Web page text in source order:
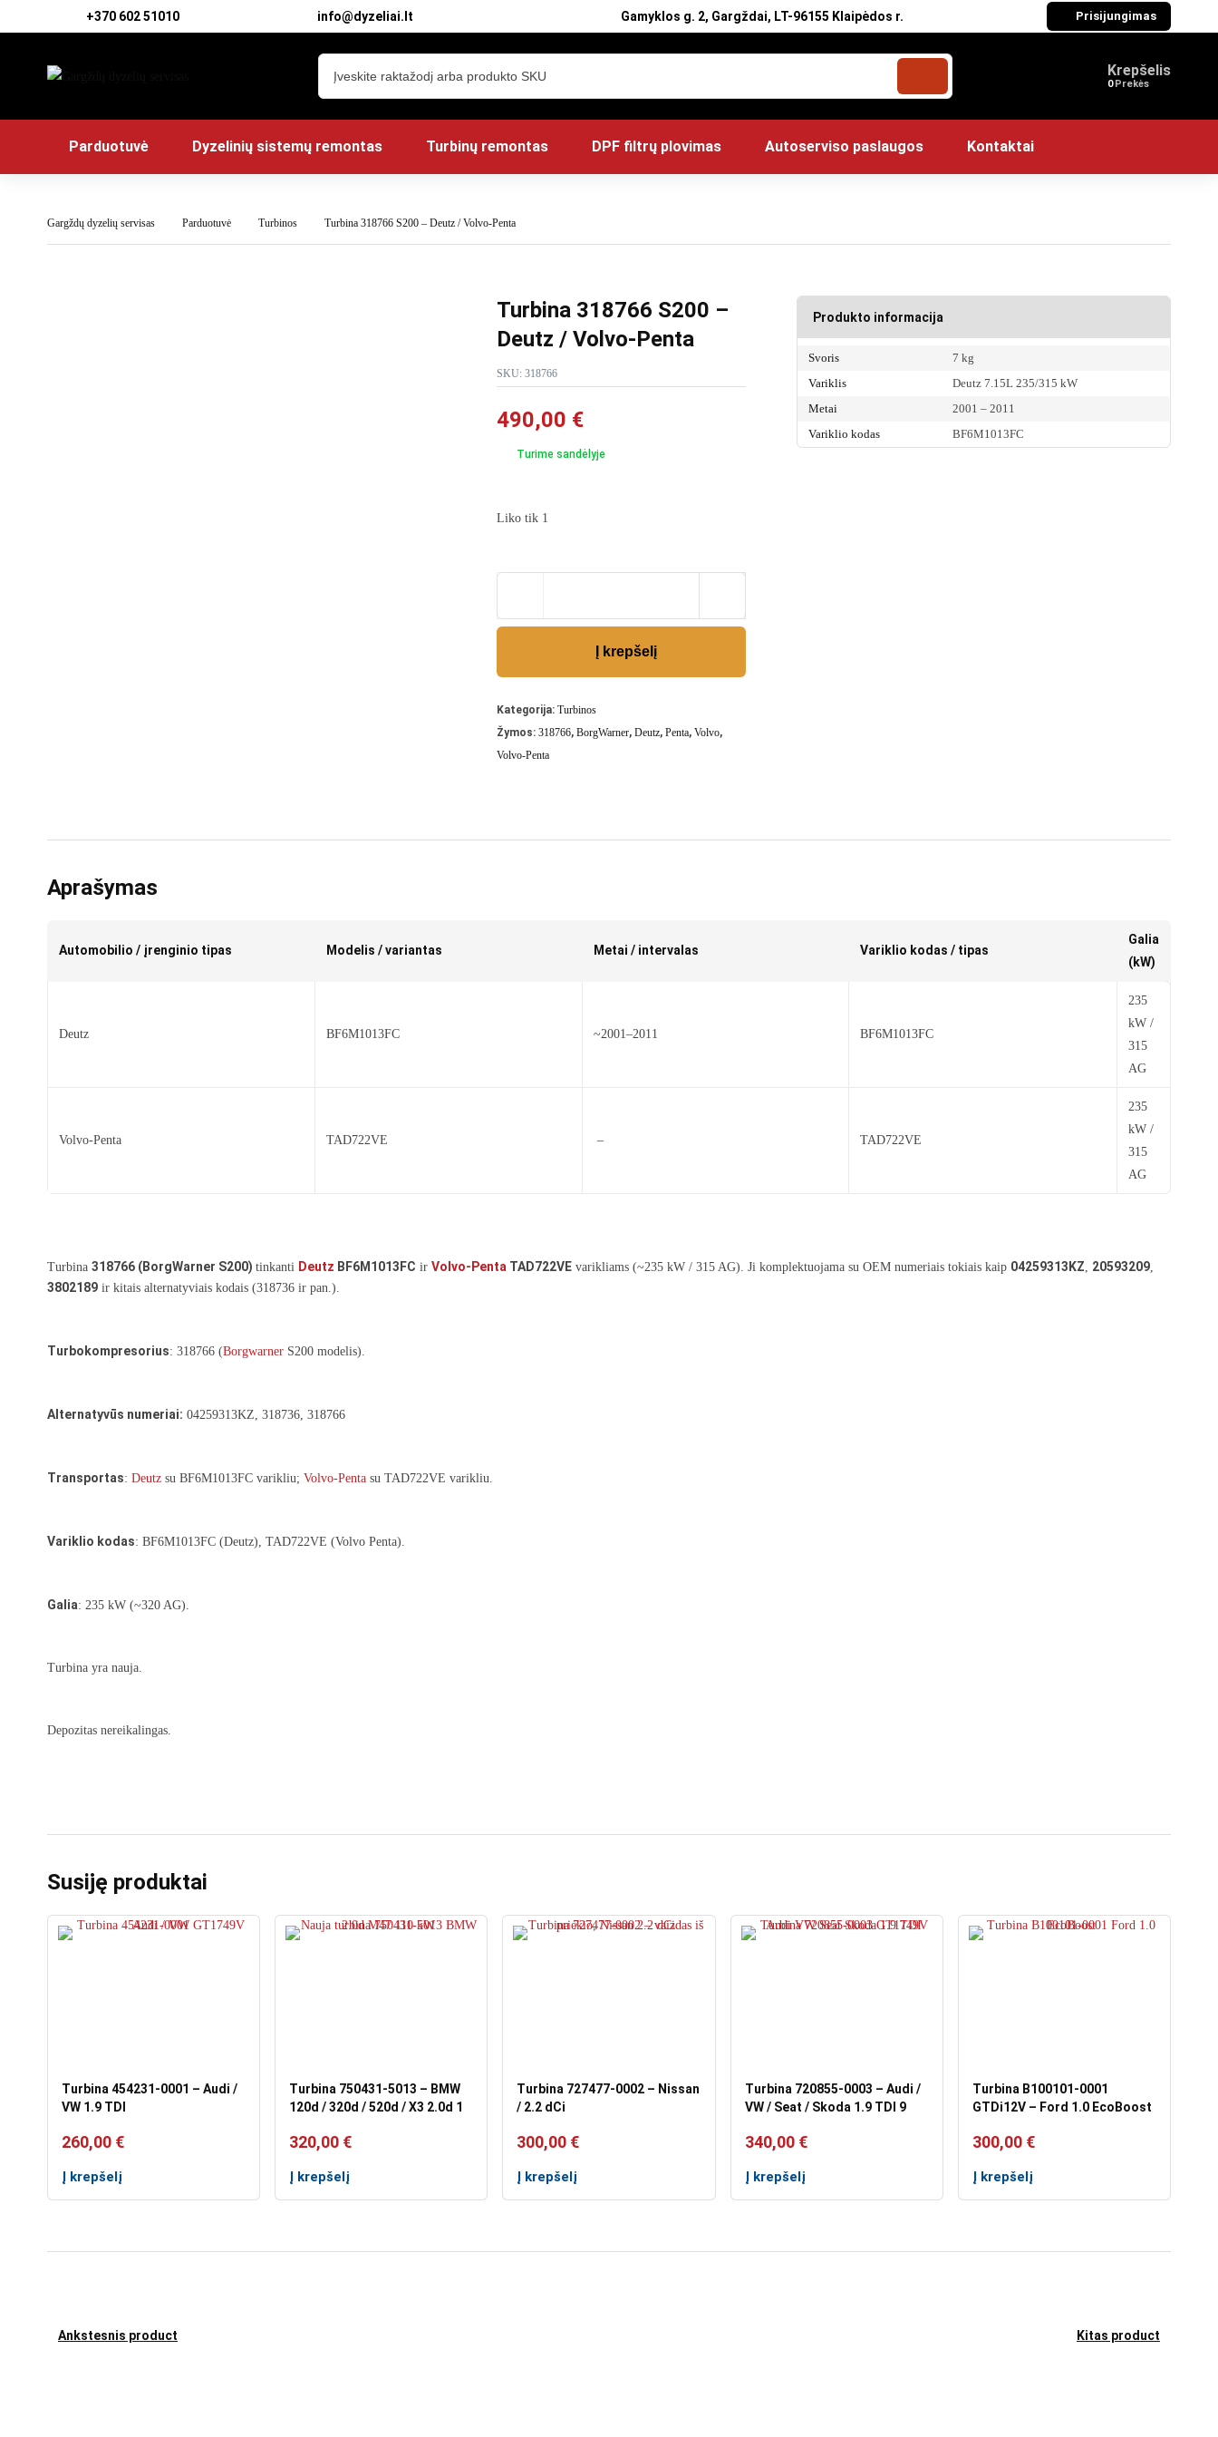
+370 602 51010 info@dyzeliai.lt Gamyklos g. 2, Gargždai, LT-96155 Klaipėdos r. Prisijungimas
Krepšelis
Prekės
Parduotuvė Dyzelinių sistemų remontas Turbinų remontas DPF filtrų plovimas Autoserviso paslaugos Kontaktai
Gargždų dyzelių servisas Parduotuvė Turbinos Turbina 318766 S200 – Deutz / Volvo-Penta
Turbina 318766 S200 –
Deutz / Volvo-Penta
SKU: 318766
490,00 €
Turime sandėlyje
Liko tik 1
Į krepšelį
Kategorija: Turbinos
Žymos: 318766, BorgWarner, Deutz, Penta, Volvo,
Volvo-Penta
Produkto informacija
Svoris
7 kg
Variklis
Deutz 7.15L 235/315 kW
Metai
2001 – 2011
Variklio kodas
BF6M1013FC
Aprašymas
Automobilio / įrenginio tipas Modelis / variantas Metai / intervalas Variklio kodas / tipas
Galia
(kW)
Deutz BF6M1013FC ~2001–2011 BF6M1013FC
235
kW /
315
AG
Volvo-Penta TAD722VE – TAD722VE
235
kW /
315
AG
Turbina 318766 (BorgWarner S200) tinkanti Deutz BF6M1013FC ir Volvo-Penta TAD722VE varikliams (~235 kW / 315 AG). Ji komplektuojama su OEM numeriais tokiais kaip 04259313KZ, 20593209,
3802189 ir kitais alternatyviais kodais (318736 ir pan.).
Turbokompresorius: 318766 (Borgwarner S200 modelis).
Alternatyvūs numeriai: 04259313KZ, 318736, 318766
Transportas: Deutz su BF6M1013FC varikliu; Volvo-Penta su TAD722VE varikliu.
Variklio kodas: BF6M1013FC (Deutz), TAD722VE (Volvo Penta).
Galia: 235 kW (~320 AG).
Turbina yra nauja.
Depozitas nereikalingas.
Susiję produktai
Turbina 454231-0001 – Audi /
VW 1.9 TDI
260,00 €
Į krepšelį
Turbina 750431-5013 – BMW
120d / 320d / 520d / X3 2.0d 1
320,00 €
Į krepšelį
Turbina 727477-0002 – Nissan
/ 2.2 dCi
300,00 €
Į krepšelį
Turbina 720855-0003 – Audi /
VW / Seat / Skoda 1.9 TDI 9
340,00 €
Į krepšelį
Turbina B100101-0001
GTDi12V – Ford 1.0 EcoBoost
300,00 €
Į krepšelį
Ankstesnis product Kitas product